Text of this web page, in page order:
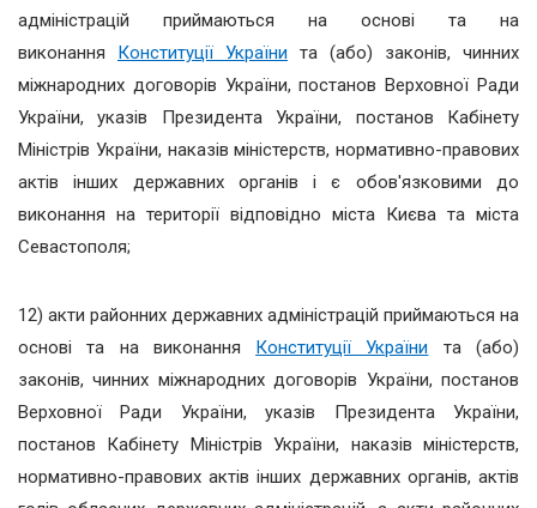
адміністрацій приймаються на основі та на
виконання Конституції України та (або) законів, чинних
міжнародних договорів України, постанов Верховної Ради
України, указів Президента України, постанов Кабінету
Міністрів України, наказів міністерств, нормативно-правових
актів інших державних органів і є обов'язковими до
виконання на території відповідно міста Києва та міста
Севастополя;
12) акти районних державних адміністрацій приймаються на
основі та на виконання Конституції України та (або)
законів, чинних міжнародних договорів України, постанов
Верховної Ради України, указів Президента України,
постанов Кабінету Міністрів України, наказів міністерств,
нормативно-правових актів інших державних органів, актів